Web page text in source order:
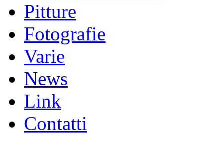
Pitture
Fotografie
Varie
News
Link
Contatti